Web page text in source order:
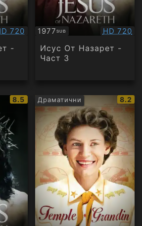
720
-
1977SUB
Субтитри HD 720
Исус От Назaрет -
Част 3
IMDb
рейтинг:
8.5 Драматични
IMDb
8.2